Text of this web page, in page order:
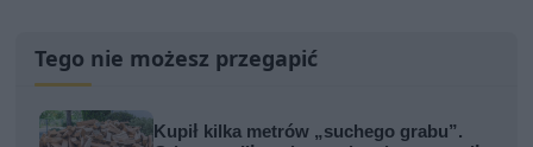
Tego nie możesz przegapić
Kupił kilka metrów „suchego grabu”.